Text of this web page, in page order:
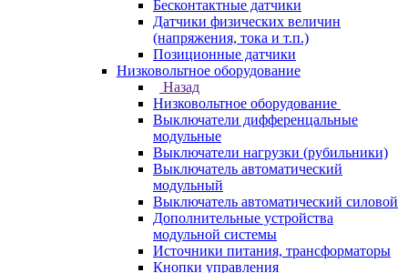
Бесконтактные датчики
Датчики физических величин
(напряжения, тока и т.п.)
Позиционные датчики
Низковольтное оборудование
Назад
Низковольтное оборудование
Выключатели дифференцальные
модульные
Выключатели нагрузки (рубильники)
Выключатель автоматический
модульный
Выключатель автоматический силовой
Дополнительные устройства
модульной системы
Источники питания, трансформаторы
Кнопки управления